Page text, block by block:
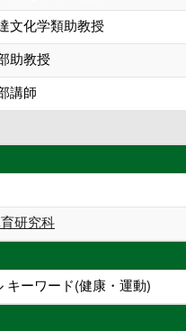
文化学類助教授
助教授
講師
研究科
キーワード(健康・運動)